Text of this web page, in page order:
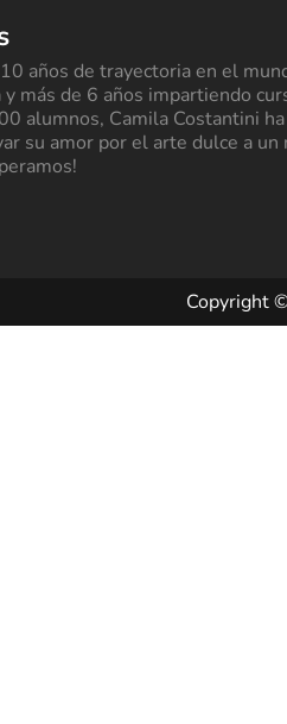
años de trayectoria en el
más de 6 años impartiendo
alumnos, Camila Costantini ha
su amor por el arte dulce a un
Copyright